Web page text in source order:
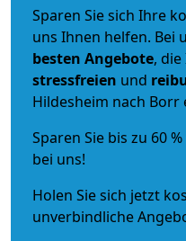
Sparen Sie sich Ihre
uns Ihnen helfen. Bei
besten Angebote,
stressfreien und
Hildesheim nach
Sparen Sie bis zu 60
bei uns!
Holen Sie sich jetzt
unverbindliche